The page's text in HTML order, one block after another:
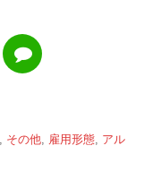
その他 雇用形態 アル